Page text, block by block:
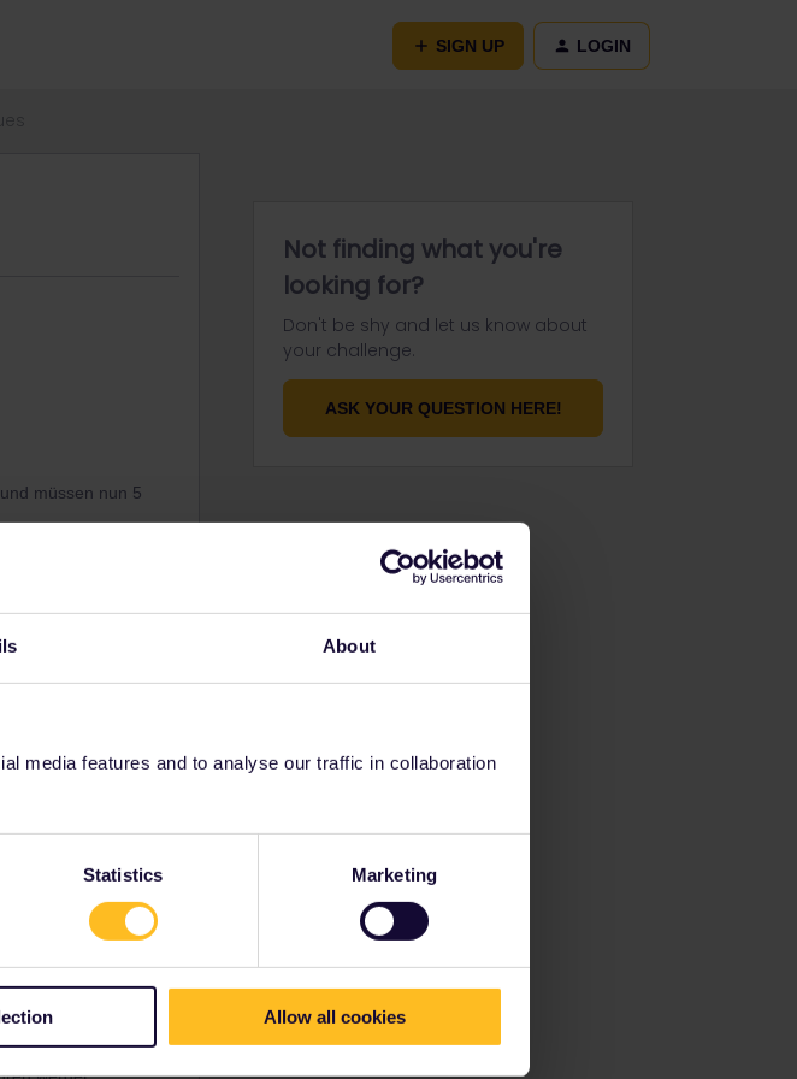
About
media features and to analyse our traffic in collaboration
Statistics Marketing
Allow all cookies
SIGN UP LOGIN
müssen nun 5
etwas
years ago
der Pass aber
noch möglich ist.
Not finding what you're
looking for?
Don't be shy and let us know about
your challenge.
ASK YOUR QUESTION HERE!